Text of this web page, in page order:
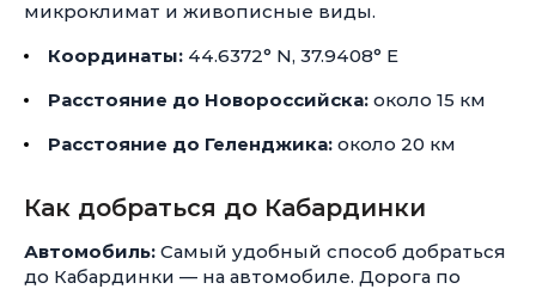
микроклимат и живописные виды.
Координаты: 44.6372° N, 37.9408° E
Расстояние до Новороссийска: около 15 км
Расстояние до Геленджика: около 20 км
Как добраться до Кабардинки
Автомобиль: Самый удобный способ добраться
до Кабардинки — на автомобиле. Дорога по